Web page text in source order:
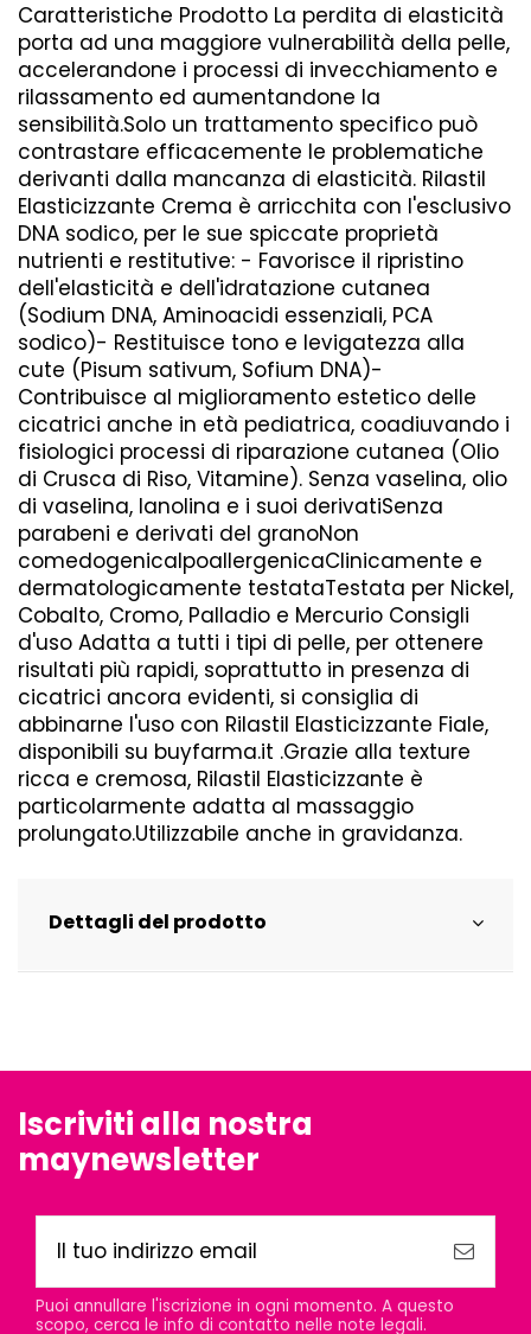
Caratteristiche Prodotto La perdita di elasticità
porta ad una maggiore vulnerabilità della pelle,
accelerandone i processi di invecchiamento e
rilassamento ed aumentandone la
sensibilità.Solo un trattamento specifico può
contrastare efficacemente le problematiche
derivanti dalla mancanza di elasticità. Rilastil
Elasticizzante Crema è arricchita con l'esclusivo
DNA sodico, per le sue spiccate proprietà
nutrienti e restitutive: - Favorisce il ripristino
dell'elasticità e dell'idratazione cutanea
(Sodium DNA, Aminoacidi essenziali, PCA
sodico)- Restituisce tono e levigatezza alla
cute (Pisum sativum, Sofium DNA)-
Contribuisce al miglioramento estetico delle
cicatrici anche in età pediatrica, coadiuvando i
fisiologici processi di riparazione cutanea (Olio
di Crusca di Riso, Vitamine). Senza vaselina, olio
di vaselina, Ianolina e i suoi derivatiSenza
parabeni e derivati del granoNon
comedogenicaIpoallergenicaClinicamente e
dermatologicamente testataTestata per Nickel,
Cobalto, Cromo, Palladio e Mercurio Consigli
d'uso Adatta a tutti i tipi di pelle, per ottenere
risultati più rapidi, soprattutto in presenza di
cicatrici ancora evidenti, si consiglia di
abbinarne l'uso con Rilastil Elasticizzante Fiale,
disponibili su buyfarma.it .Grazie alla texture
ricca e cremosa, Rilastil Elasticizzante è
particolarmente adatta al massaggio
prolungato.Utilizzabile anche in gravidanza.
Dettagli del prodotto
Iscriviti alla nostra
maynewsletter
Puoi annullare l'iscrizione in ogni momento. A questo
scopo, cerca le info di contatto nelle note legali.